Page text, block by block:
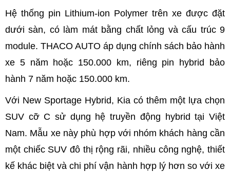
Hệ thống pin Lithium-ion Polymer trên xe được đặt
dưới sàn, có làm mát bằng chất lỏng và cấu trúc 9
module. THACO AUTO áp dụng chính sách bảo hành
xe 5 năm hoặc 150.000 km, riêng pin hybrid bảo
hành 7 năm hoặc 150.000 km.
Với New Sportage Hybrid, Kia có thêm một lựa chọn
SUV cỡ C sử dụng hệ truyền động hybrid tại Việt
Nam. Mẫu xe này phù hợp với nhóm khách hàng cần
một chiếc SUV đô thị rộng rãi, nhiều công nghệ, thiết
kế khác biệt và chi phí vận hành hợp lý hơn so với xe